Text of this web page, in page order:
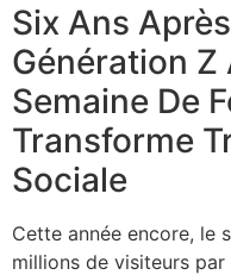
Six Ans
Génération Z
Semaine De
Transforme
Sociale
Cette année encore, le
millions de visiteurs